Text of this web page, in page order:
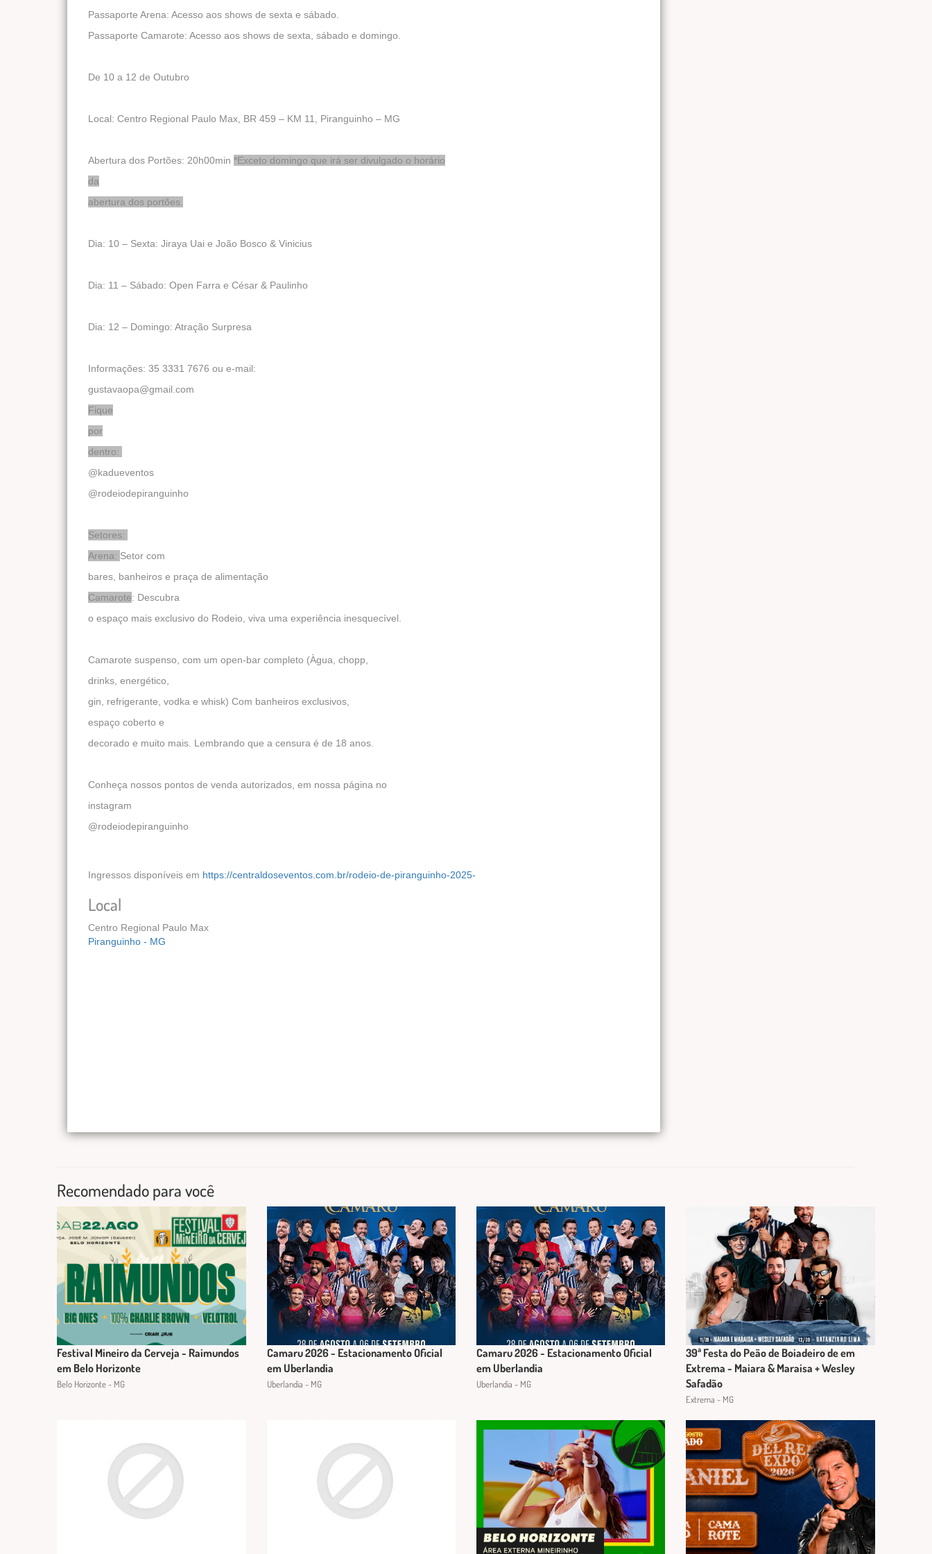
Passaporte Arena: Acesso aos shows de sexta e sábado.
Passaporte Camarote: Acesso aos shows de sexta, sábado e domingo.
De 10 a 12 de Outubro
Local: Centro Regional Paulo Max, BR 459 – KM 11, Piranguinho – MG
Abertura dos Portões: 20h00min *Exceto domingo que irá ser divulgado o horário
da
abertura dos portões.
Dia: 10 – Sexta: Jiraya Uai e João Bosco & Vinicius
Dia: 11 – Sábado: Open Farra e César & Paulinho
Dia: 12 – Domingo: Atração Surpresa
Informações: 35 3331 7676 ou e-mail:
gustavaopa@gmail.com
Fique
por
dentro:
@kadueventos
@rodeiodepiranguinho
Setores:
Arena: Setor com
bares, banheiros e praça de alimentação
Camarote: Descubra
o espaço mais exclusivo do Rodeio, viva uma experiência inesquecível.
Camarote suspenso, com um open-bar completo (Àgua, chopp,
drinks, energético,
gin, refrigerante, vodka e whisk) Com banheiros exclusivos,
espaço coberto e
decorado e muito mais. Lembrando que a censura é de 18 anos.
Conheça nossos pontos de venda autorizados, em nossa página no
instagram
@rodeiodepiranguinho
Ingressos disponíveis em https://centraldoseventos.com.br/rodeio-de-piranguinho-2025-
Local
Centro Regional Paulo Max
Piranguinho - MG
Recomendado para você
Festival Mineiro da Cerveja - Raimundos
em Belo Horizonte
Belo Horizonte - MG
Camaru 2026 - Estacionamento Oficial
em Uberlandia
Uberlandia - MG
Camaru 2026 - Estacionamento Oficial
em Uberlandia
Uberlandia - MG
39ª Festa do Peão de Boiadeiro de em
Extrema - Maiara & Maraisa + Wesley
Safadão
Extrema - MG